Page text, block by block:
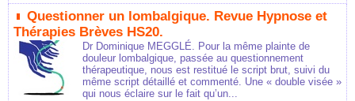
Questionner un lombalgique. Revue Hypnose et
Thérapies Brèves HS20.
Dr Dominique MEGGLÉ. Pour la même plainte de
douleur lombalgique, passée au questionnement
thérapeutique, nous est restitué le script brut, suivi du
même script détaillé et commenté. Une « double visée »
qui nous éclaire sur le fait qu’un...